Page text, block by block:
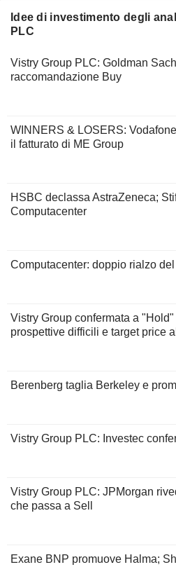
Idee di investimento degli
PLC
Vistry Group PLC: Goldman
raccomandazione Buy
WINNERS & LOSERS:
il fatturato di ME Group
HSBC declassa AstraZeneca;
Computacenter
Computacenter: doppio rialzo
Vistry Group confermata a
prospettive difficili e target price
Berenberg taglia Berkeley e
Vistry Group PLC: Investec
Vistry Group PLC: JPMorgan
che passa a Sell
Exane BNP promuove Halma;